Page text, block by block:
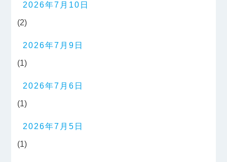
2026年7月10日
(2)
2026年7月9日
(1)
2026年7月6日
(1)
2026年7月5日
(1)